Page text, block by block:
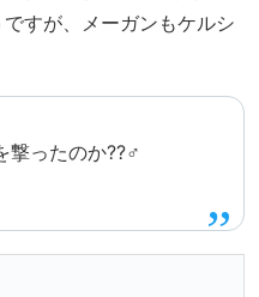
すが、メーガンもケルシ
撃ったのか??‍♂️